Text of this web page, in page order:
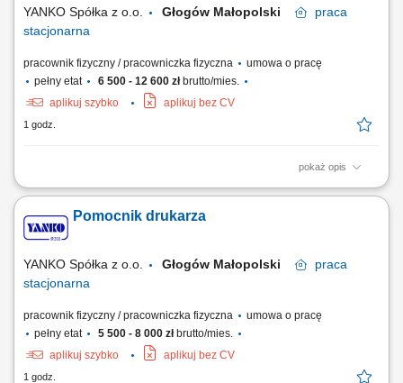
YANKO Spółka z o.o. Głogów Małopolski
praca
stacjonarna
pracownik fizyczny / pracowniczka fizyczna
umowa o pracę
pełny etat
6 500 - 12 600 złbrutto/mies.
aplikuj szybko
aplikuj bez CV
1 godz.
pokaż opis
Co będziesz robić? Obsługiwać maszynę fleksograficzną (8-kolorową).
nadruku. Dbać o czystość, dokładność i porządek na stanowisku.
Wprowadzać dane do systemu, współpracować z pomocnikiem i innymi
Pomocnik drukarza
YANKO Spółka z o.o. Głogów Małopolski
praca
stacjonarna
pracownik fizyczny / pracowniczka fizyczna
umowa o pracę
pełny etat
5 500 - 8 000 złbrutto/mies.
aplikuj szybko
aplikuj bez CV
1 godz.